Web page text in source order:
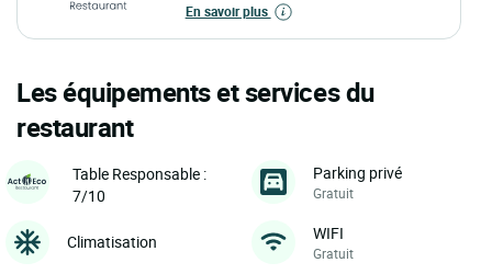
En savoir plus
Les équipements et services du
restaurant
Table Responsable :
7/10
Parking privé
Gratuit
Climatisation WIFI
Gratuit